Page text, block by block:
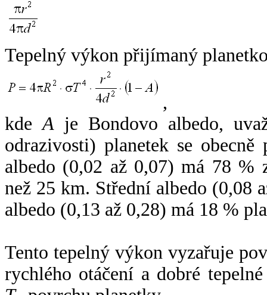
Tepelný výkon přijímaný
,
kdeA je Bondovo albedo,
odrazivosti) planetek se
albedo (0,02 až 0,07) má 78 %
než 25 km. Střední albedo (0,08
albedo (0,13 až 0,28) má 18 %
Tento tepelný výkon vyzařuje
rychlého otáčení a dobré